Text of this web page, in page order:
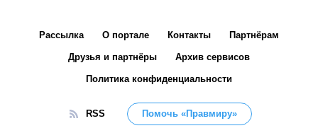
Рассылка О портале Контакты Партнёрам
Друзья и партнёры Архив сервисов
Политика конфиденциальности
RSS Помочь «Правмиру»